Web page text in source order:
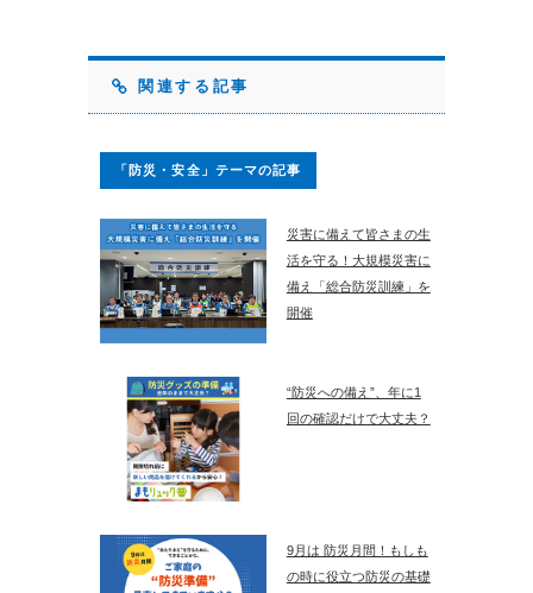
関連する記事
「防災・安全」テーマの記事
災害に備えて皆さまの生
活を守る！大規模災害に
備え「総合防災訓練」を
開催
“防災への備え”、年に1
回の確認だけで大丈夫？
9月は 防災月間！もしも
の時に役立つ防災の基礎